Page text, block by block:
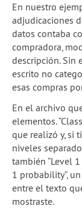
En nuestro
adjudicaciones
datos contaba
compradora,
descripción. Sin
escrito no
esas compras
En el archivo
elementos.
que realizó y, si
niveles
también “Level
1 probability”,
entre el texto
mostraste.